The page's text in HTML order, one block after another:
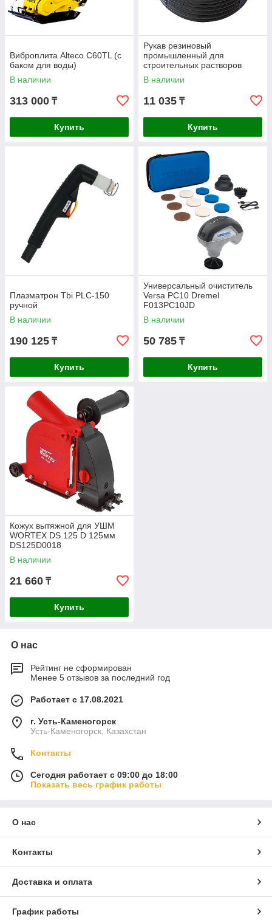
Кузовной ремонт
Фонари и переноски
Виброплита Alteco C60TL (с
баком для воды)
В наличии
313 000 ₸
Купить
Рукав резиновый
промышленный для
строительных растворов
SEMPERIT SM40 50х8мм 1м
В наличии
11 035 ₸
Купить
Плазматрон Tbi PLC-150
ручной
В наличии
190 125 ₸
Купить
Универсальный очиститель
Versa PC10 Dremel
F013PC10JD
В наличии
50 785 ₸
Купить
Кожух вытяжной для УШМ
WORTEX DS 125 D 125мм
DS125D0018
В наличии
21 660 ₸
Купить
О нас
Рейтинг не сформирован
Менее 5 отзывов за последний год
Работает с 17.08.2021
г. Усть-Каменогорск
Усть-Каменогорск, Казахстан
Контакты
Сегодня работает с 09:00 до 18:00
Показать весь график работы
О нас
Контакты
Доставка и оплата
График работы